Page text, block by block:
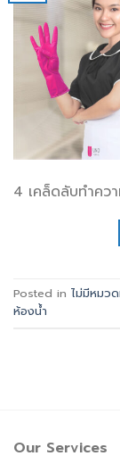
4 เคล็ดลับทำคว
Posted in ไม่มีหมว
ห้องน้ำ
Our Services